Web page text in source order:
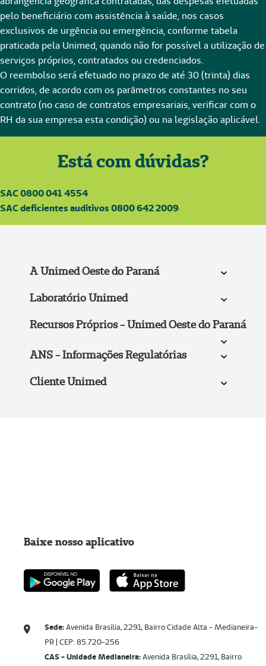
pelo beneficiário com assistência à saúde, nos casos
exclusivos de urgência ou emergência, conforme tabela
praticada pela Unimed, quando não for possível a utilização de
serviços próprios, contratados ou credenciados.
O reembolso será efetuado no prazo de até 30 (trinta) dias
corridos, de acordo com os parâmetros constantes no seu
contrato (no caso de contratos empresariais, verificar com o
RH da sua empresa esta condição) ou na legislação aplicável.
Está com dúvidas?
SAC 0800 041 4554
SAC deficientes auditivos 0800 642 2009
A Unimed Oeste do Paraná
Laboratório Unimed
Recursos Próprios - Unimed Oeste do Paraná
ANS - Informações Regulatórias
Cliente Unimed
Sede:Avenida Brasília, 2291, Bairro Cidade Alta - Medianeira-
PR | CEP: 85.720-256​​​​​​​
CAS - Unidade Medianeira:Avenida Brasília, 2291, Bairro
Baixe nosso aplicativo